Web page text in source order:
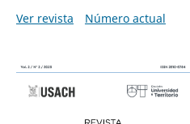
Ver revista
Número actual